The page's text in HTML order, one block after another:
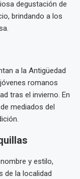
degustación de
brindando a los
a la Antigüedad
romanos
tras el invierno. En
mediados del
y estilo,
de la localidad